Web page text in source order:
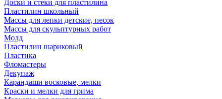
Доски и стеки для пластилина
Пластилин школьный
Массы для лепки детские, песок
Массы для скульптурных работ
Молд
Пластилин шариковый
Пластика
Фломастеры
Декупаж
Карандаши восковые, мелки
Краски и мелки для грима